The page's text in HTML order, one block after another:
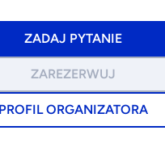
ZADAJ PYTANIE
ZAREZERWUJ
PROFIL ORGANIZATORA